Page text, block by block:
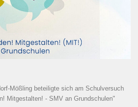
Mößling beteiligte sich am Schulversuch
Mitgestalten! - SMV an Grundschulen"